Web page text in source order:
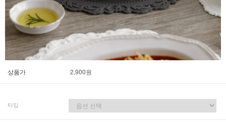
상품가 2,900원
타입